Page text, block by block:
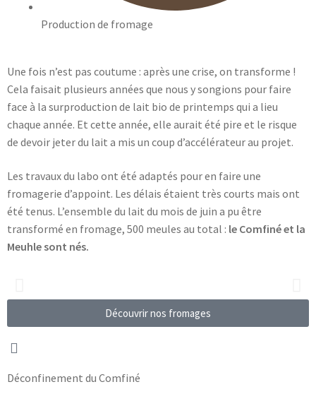
Production de fromage
Une fois n’est pas coutume : après une crise, on transforme !
Cela faisait plusieurs années que nous y songions pour faire
face à la surproduction de lait bio de printemps qui a lieu
chaque année. Et cette année, elle aurait été pire et le risque
de devoir jeter du lait a mis un coup d’accélérateur au projet.
Les travaux du labo ont été adaptés pour en faire une
fromagerie d’appoint. Les délais étaient très courts mais ont
été tenus. L’ensemble du lait du mois de juin a pu être
transformé en fromage, 500 meules au total : le Comfiné et la
Meuhle sont nés.
Découvrir nos fromages
Déconfinement du Comfiné